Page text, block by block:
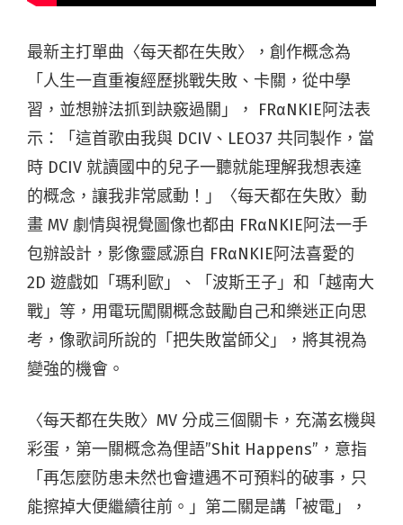
最新主打單曲〈每天都在失敗〉，創作概念為
「人生一直重複經歷挑戰失敗、卡關，從中學
習，並想辦法抓到訣竅過關」， FRαNKIE阿法表
示：「這首歌由我與 DCIV、LEO37 共同製作，當
時 DCIV 就讀國中的兒子一聽就能理解我想表達
的概念，讓我非常感動！」〈每天都在失敗〉動
畫 MV 劇情與視覺圖像也都由 FRαNKIE阿法一手
包辦設計，影像靈感源自 FRαNKIE阿法喜愛的
2D 遊戲如「瑪利歐」、「波斯王子」和「越南大
戰」等，用電玩闖關概念鼓勵自己和樂迷正向思
考，像歌詞所說的「把失敗當師父」，將其視為
變強的機會。
〈每天都在失敗〉MV 分成三個關卡，充滿玄機與
彩蛋，第一關概念為俚語”Shit Happens”，意指
「再怎麼防患未然也會遭遇不可預料的破事，只
能擦掉大便繼續往前。」第二關是講「被電」，